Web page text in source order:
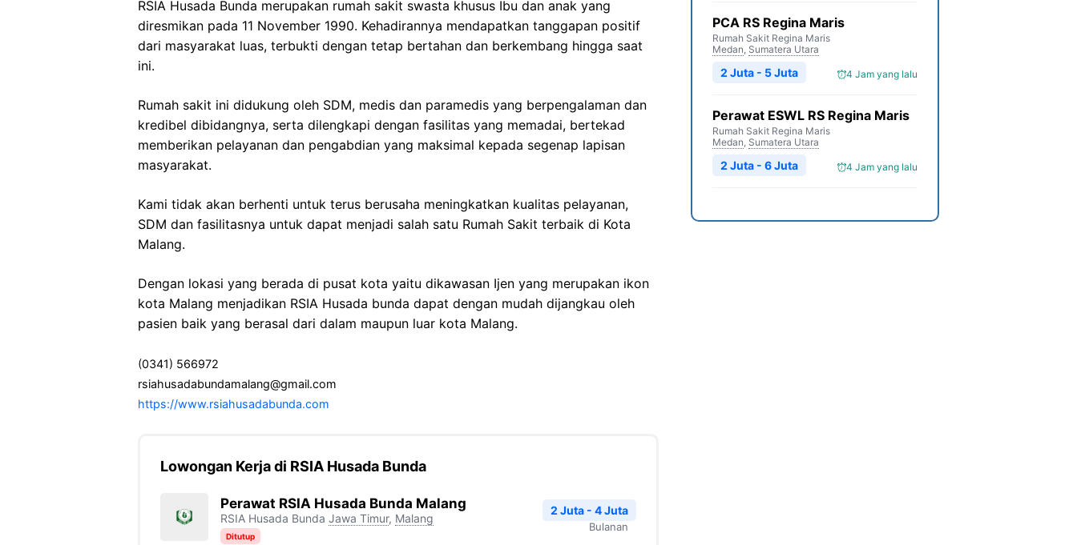
RSIA Husada Bunda merupakan rumah sakit swasta khusus Ibu dan anak yang
diresmikan pada 11 November 1990. Kehadirannya mendapatkan tanggapan positif
dari masyarakat luas, terbukti dengan tetap bertahan dan berkembang hingga saat
ini.
Rumah sakit ini didukung oleh SDM, medis dan paramedis yang berpengalaman dan
kredibel dibidangnya, serta dilengkapi dengan fasilitas yang memadai, bertekad
memberikan pelayanan dan pengabdian yang maksimal kepada segenap lapisan
masyarakat.
Kami tidak akan berhenti untuk terus berusaha meningkatkan kualitas pelayanan,
SDM dan fasilitasnya untuk dapat menjadi salah satu Rumah Sakit terbaik di Kota
Malang.
Dengan lokasi yang berada di pusat kota yaitu dikawasan Ijen yang merupakan ikon
kota Malang menjadikan RSIA Husada bunda dapat dengan mudah dijangkau oleh
pasien baik yang berasal dari dalam maupun luar kota Malang.
(0341) 566972
rsiahusadabundamalang@gmail.com
https://www.rsiahusadabunda.com
Lowongan Kerja di RSIA Husada Bunda
Perawat RSIA Husada Bunda Malang
RSIA Husada Bunda Jawa Timur, Malang
Ditutup
2 Juta - 4 Juta
Bulanan
PCA RS Regina Maris
Rumah Sakit Regina Maris
Medan, Sumatera Utara
4 Jam yang lalu
2 Juta - 5 Juta
Perawat ESWL RS Regina Maris
Rumah Sakit Regina Maris
Medan, Sumatera Utara
4 Jam yang lalu
2 Juta - 6 Juta